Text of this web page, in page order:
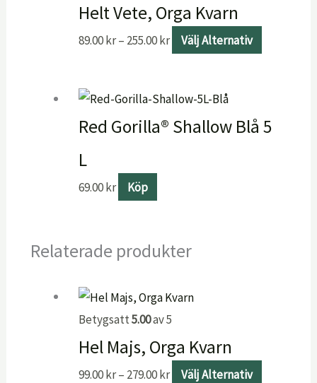
Helt Vete, Orga Kvarn
89.00kr– 255.00kr Välj Alternativ
Red Gorilla® Shallow Blå 5
L
69.00kr Köp
Relaterade produkter
Betygsatt5.00av 5
Hel Majs, Orga Kvarn
99.00kr– 279.00kr Välj Alternativ